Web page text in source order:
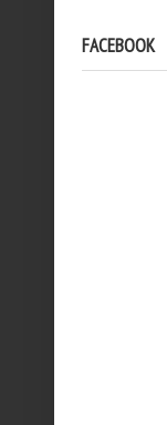
FACEBOOK